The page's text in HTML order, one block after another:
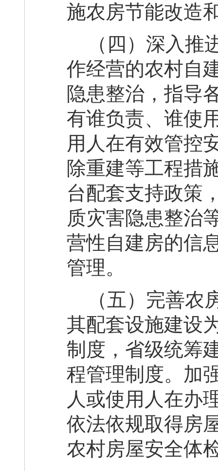
施农房节能改造
（四）深入
作经营的农村自
隐患整治，指导
有谁负责、谁使
用人在有效管控
除重建等工程措
台配套支持政策
质灾害隐患整治
营性自建房的信
管理。
（五）完善农
其配套设施建设
制度，省级统筹
程管理制度。加
人或使用人在办
依法依规取得房
农村房屋安全体